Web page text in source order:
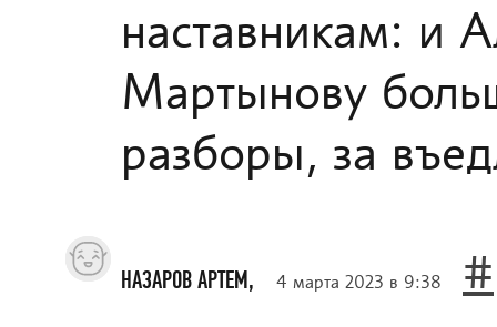
наставникам: и
Мартынову
разборы, за
НАЗАРОВ АРТЕМ, 4 марта 2023 в 9:38 #